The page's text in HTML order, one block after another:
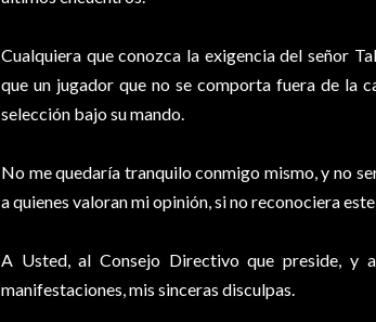
Cualquiera que conozca la exigencia del señor
que un jugador que no se comporta fuera de la
selección bajo su mando.
No me quedaría tranquilo conmigo mismo, y no
a quienes valoran mi opinión, si no reconociera
A Usted, al Consejo Directivo que preside, y
manifestaciones, mis sinceras disculpas.